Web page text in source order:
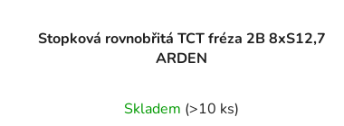
Stopková rovnobřitá TCT fréza 2B 8xS12,7
ARDEN
Skladem (>10 ks)